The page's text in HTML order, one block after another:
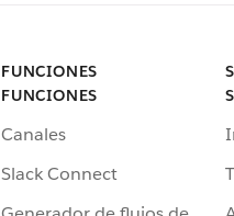
FUNCIONES
FUNCIONES
Canales
Slack Connect